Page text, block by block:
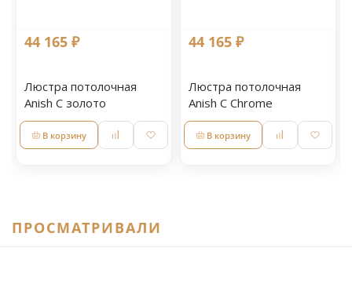
44 165 ₽
Люстра потолочная
Anish С золото
В корзину
44 165 ₽
Люстра потолочная
Anish С Chrome
В корзину
ПРОСМАТРИВАЛИ